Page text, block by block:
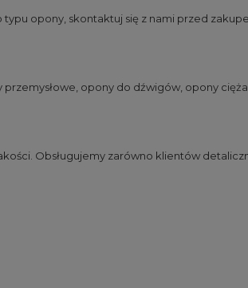
opony, skontaktuj się z nami przed
przemysłowe opony do dźwigów opony
Obsługujemy zarówno klientów